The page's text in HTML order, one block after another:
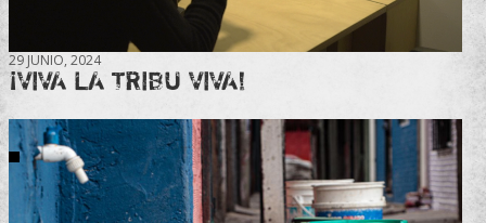
29 JUNIO, 2024
¡VIVA LA TRIBU VIVA!